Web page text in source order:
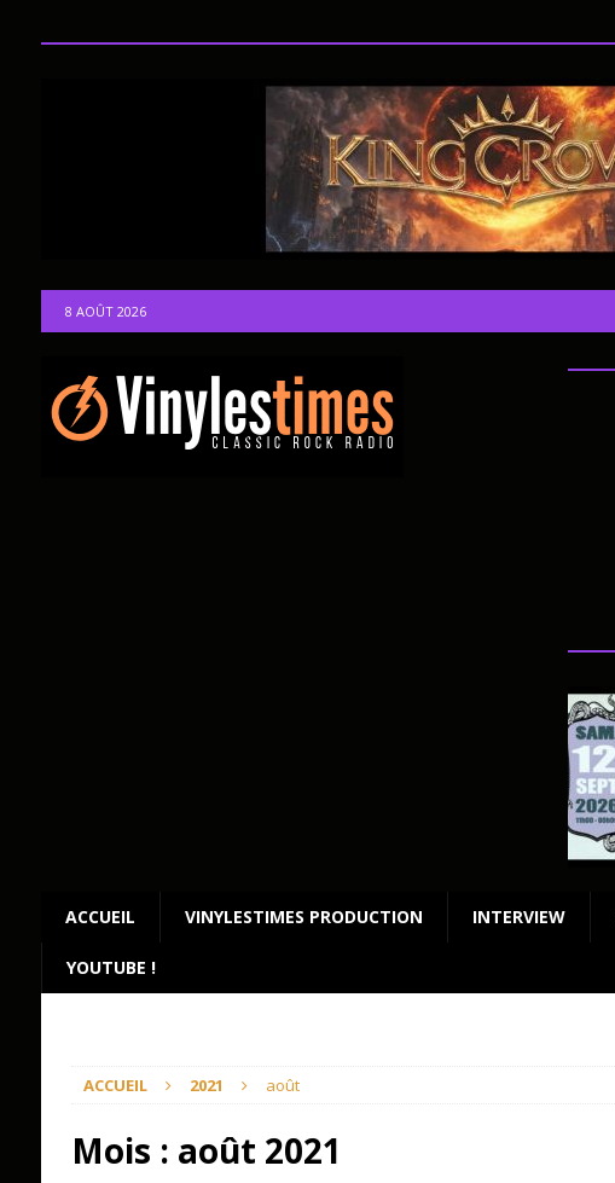
8 AOÛT 2026
ACCUEIL VINYLESTIMES PRODUCTION INTERVIEW
YOUTUBE !
ACCUEIL 2021 août
Mois : août 2021